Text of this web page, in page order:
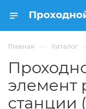
Главная — Каталог
элемент
станции